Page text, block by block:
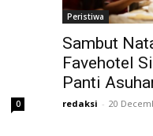
0
Peristiwa
Sambut
Favehotel
Panti
redaksi - 20